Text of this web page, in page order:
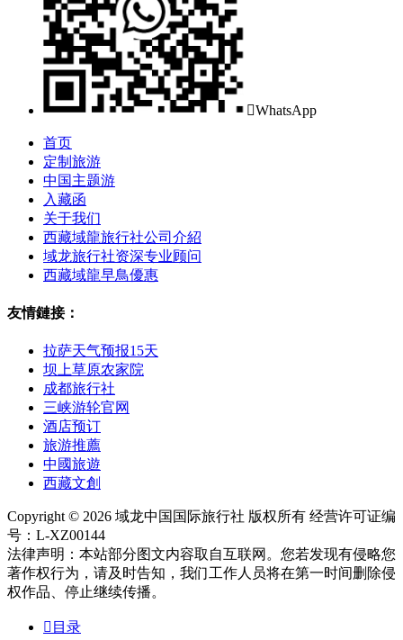
WhatsApp
首页
定制旅游
中国主题游
入藏函
关于我们
西藏域龍旅行社公司介紹
域龙旅行社资深专业顾问
西藏域龍早鳥優惠
友情鏈接：
拉萨天气预报15天
坝上草原农家院
成都旅行社
三峡游轮官网
酒店预订
旅游推薦
中國旅遊
西藏文創
Copyright © 2026 域龙中国国际旅行社 版权所有 经营许可证编
号：L-XZ00144
法律声明：本站部分图文内容取自互联网。您若发现有侵略您
著作权行为，请及时告知，我们工作人员将在第一时间删除侵
权作品、停止继续传播。
 目录